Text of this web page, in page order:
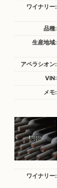
ワイナリー:
品種:
生産地域:
アペラシオン:
VIN:
メモ:
ワイナリー: